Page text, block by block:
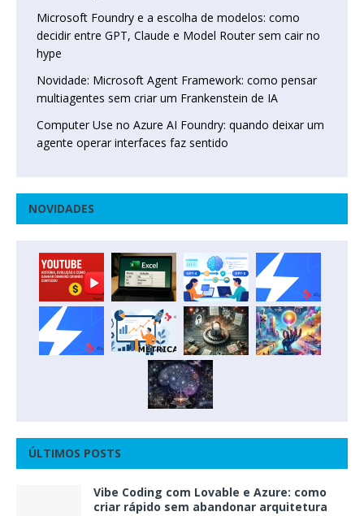
Microsoft Foundry e a escolha de modelos: como
decidir entre GPT, Claude e Model Router sem cair no
hype
Novidade: Microsoft Agent Framework: como pensar
multiagentes sem criar um Frankenstein de IA
Computer Use no Azure AI Foundry: quando deixar um
agente operar interfaces faz sentido
NOVIDADES
ÚLTIMOS POSTS
Vibe Coding com Lovable e Azure: como
criar rápido sem abandonar arquitetura